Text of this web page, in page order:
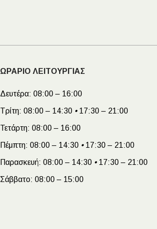
ΩΡΑΡΙΟ ΛΕΙΤΟΥΡΓΙΑΣ
Δευτέρα: 08:00 – 16:00
Τρίτη: 08:00 – 14:30 •17:30 – 21:00
Τετάρτη: 08:00 – 16:00
Πέμπτη: 08:00 – 14:30 •17:30 – 21:00
Παρασκευή: 08:00 – 14:30 •17:30 – 21:00
Σάββατο: 08:00 – 15:00